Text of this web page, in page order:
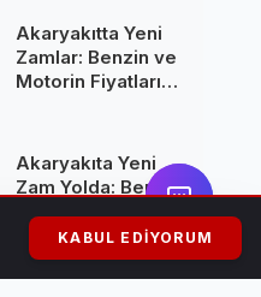
Akaryakıtta Yeni
Zamlar: Benzin ve
Motorin Fiyatları
Akaryakıta Yeni
Zam Yolda: Benzin
ve Motorine
Yüksek Artış
Bekleniyor
KABUL EDIYORUM